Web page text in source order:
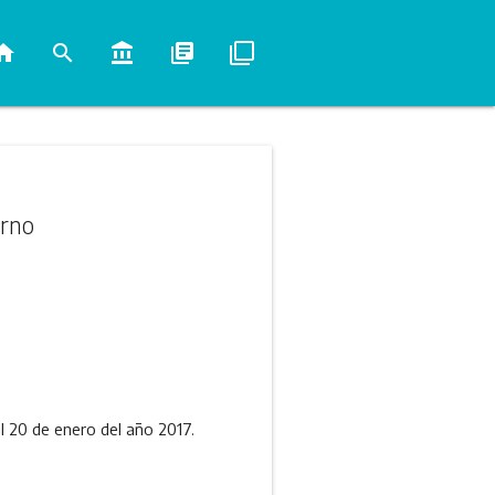
search account_balance library_books filter_none
de enero del año 2017.